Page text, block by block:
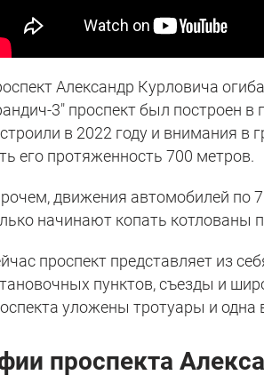
Александр Курловича
3" проспект был построен
в 2022 году и внимания в
его протяженность 700 метров.
движения автомобилей по
начинают копать котлованы
проспект представляет из
пунктов, съезды и
уложены тротуары и одна
проспекта